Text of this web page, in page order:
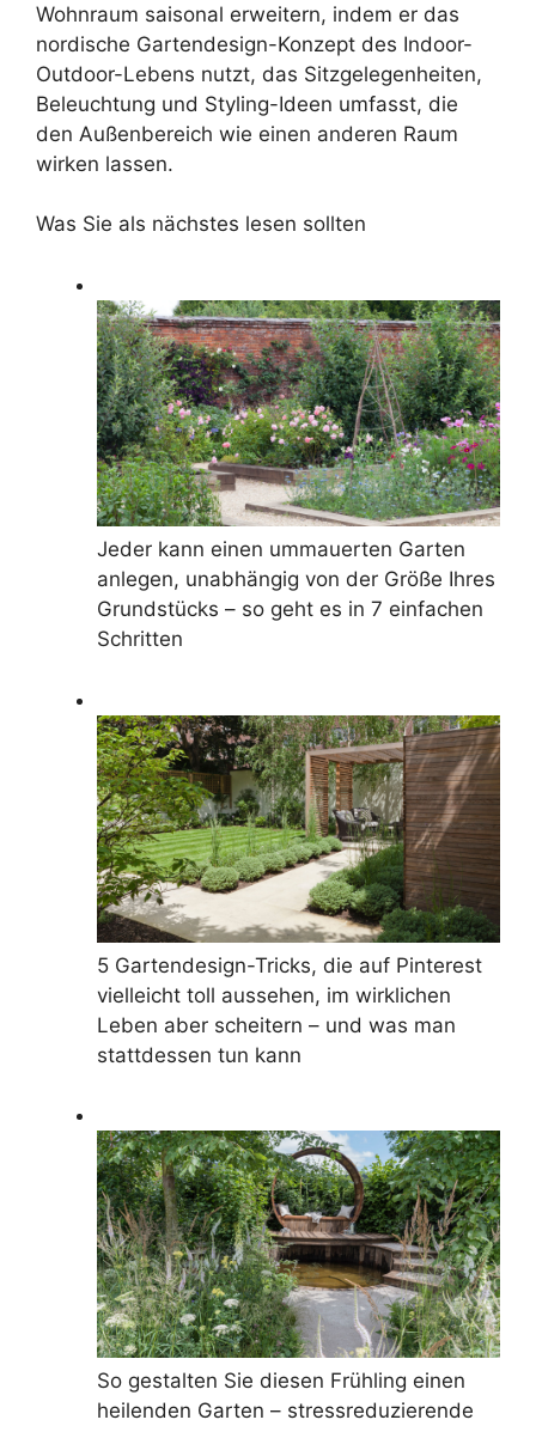
Wohnraum saisonal erweitern, indem er das
nordische Gartendesign-Konzept des Indoor-
Outdoor-Lebens nutzt, das Sitzgelegenheiten,
Beleuchtung und Styling-Ideen umfasst, die
den Außenbereich wie einen anderen Raum
wirken lassen.
Was Sie als nächstes lesen sollten
Jeder kann einen ummauerten Garten
anlegen, unabhängig von der Größe Ihres
Grundstücks – so geht es in 7 einfachen
Schritten
5 Gartendesign-Tricks, die auf Pinterest
vielleicht toll aussehen, im wirklichen
Leben aber scheitern – und was man
stattdessen tun kann
So gestalten Sie diesen Frühling einen
heilenden Garten – stressreduzierende